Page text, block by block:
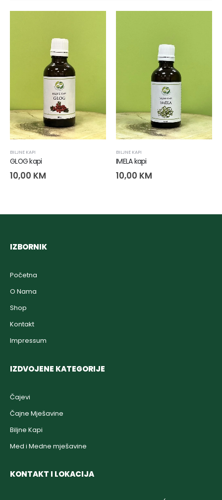
BILJNE KAPI
GLOG kapi
10,00 KM
BILJNE KAPI
IMELA kapi
10,00 KM
IZBORNIK
Početna
O Nama
Shop
Kontakt
Impressum
IZDVOJENE KATEGORIJE
Čajevi
Čajne Mješavine
Biljne Kapi
Med i Medne mješavine
KONTAKT I LOKACIJA